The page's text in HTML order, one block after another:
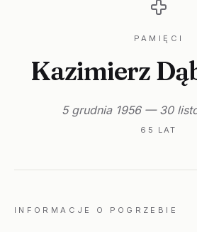
PAMIĘCI
Kazimierz
5 grudnia 1956 — 30
65 LAT
INFORMACJE O POGRZEBIE